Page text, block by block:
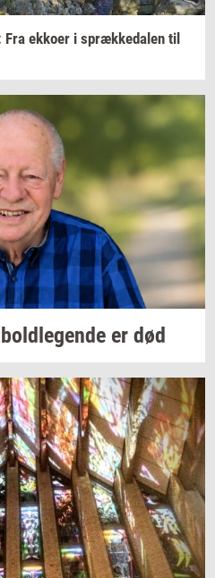
Fra ek­ko­er i spræk­ke­da­len til
er død